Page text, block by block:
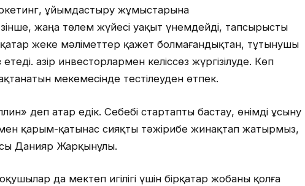
ұйымдастыру жұмыстарына
жаңа төлем жүйесі уақыт үнемдейді, тапсырысты
жеке мәліметтер қажет болмағандықтан, тұтынушы
етеді. Қазір инвесторлармен келіссөз жүргізілуде. Көп
мекемесінде тестілеуден өтпек.
деп атар едік. Себебі стартапты бастау, өнімді ұсыну
қарым-қатынас сияқты тәжірибе жинақтап жатырмыз,
Данияр Жарқынұлы.
да мектеп игілігі үшін бірқатар жобаны қолға